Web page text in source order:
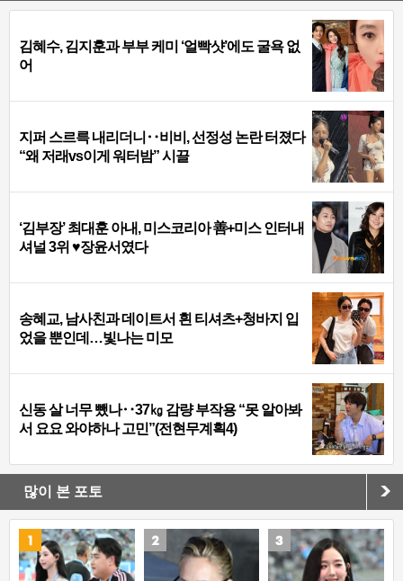
김혜수, 김지훈과 부부 케미 ‘얼빡샷’에도 굴욕 없
어
지퍼 스르륵 내리더니‥비비, 선정성 논란 터졌다
“왜 저래vs이게 워터밤” 시끌
‘김부장’ 최대훈 아내, 미스코리아 善+미스 인터내
셔널 3위 ♥장윤서였다
송혜교, 남사친과 데이트서 흰 티셔츠+청바지 입
었을 뿐인데…빛나는 미모
신동 살 너무 뺐나‥37㎏ 감량 부작용 “못 알아봐
서 요요 와야하나 고민”(전현무계획4)
많이 본 포토